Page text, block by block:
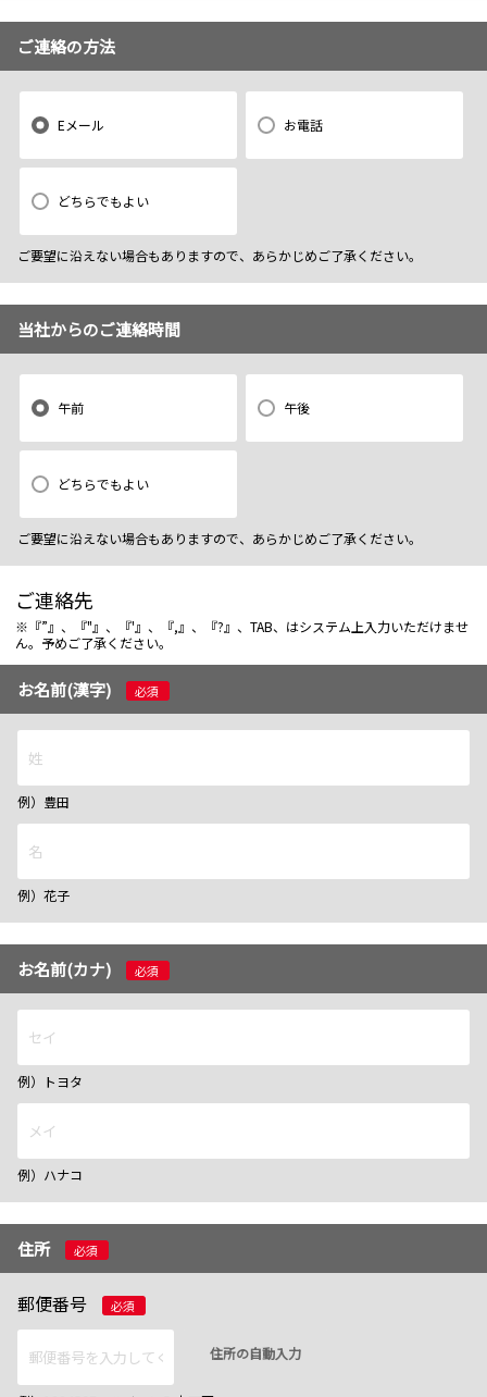
ご連絡の方法
Eメール お電話
どちらでもよい
ご要望に沿えない場合もありますので、あらかじめご了承ください。
当社からのご連絡時間
午前 午後
どちらでもよい
ご要望に沿えない場合もありますので、あらかじめご了承ください。
ご連絡先
※『”』、『"』、『'』、『,』、『?』、TAB、はシステム上入力いただけませ
ん。予めご了承ください。
お名前(漢字) 必須
例）豊田
例）花子
お名前(カナ) 必須
例）トヨタ
例）ハナコ
住所 必須
郵便番号 必須
住所の自動入力